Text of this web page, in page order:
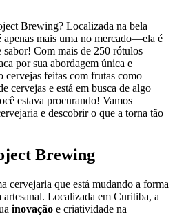
Brewing? Localizada na bela
apenas mais uma no mercado—ela é
sabor! Com mais de 250 rótulos
por sua abordagem única e
cervejas feitas com frutas como
cervejas e está em busca de algo
estava procurando! Vamos
e descobrir o que a torna tão
Brewing
cervejaria que está mudando a forma
artesanal. Localizada em Curitiba, a
inovação e criatividade na